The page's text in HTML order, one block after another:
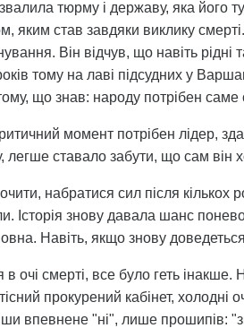
тюрму і державу, яка його
яким став завдяки виклику
Він відчув, що навіть
тому на лаві підсудних у
що знав: народу потрібен саме
момент потрібен лідер,
ставало забути, що сам він
набратися сил після кількох
Історія знову давала шанс
Навіть, якщо знову
в очі смерті, все було геть
прокурений кабінет, холодні
впевнене "ні", лише прошипів: